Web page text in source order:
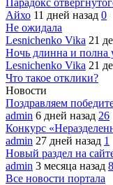
Парадокс
Айхо 11 дней назад 0
Не ожидала
Lesnichenko Vika 21
Ночь длинна и полна
Lesnichenko Vika 21
Что такое отклики?
Новости
Поздравляем
admin 6 дней назад 26
Конкурс
admin 27 дней назад 1
Новый раздел на
admin 3 месяца назад 8
Все новости портала